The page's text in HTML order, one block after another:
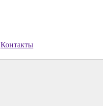
Контакты